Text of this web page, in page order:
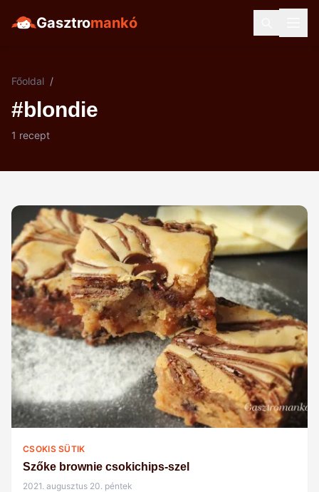
Gasztromankó
Főoldal /
#blondie
1 recept
CSOKIS SÜTIK
Szőke brownie csokichips-szel
2021. augusztus 20. péntek